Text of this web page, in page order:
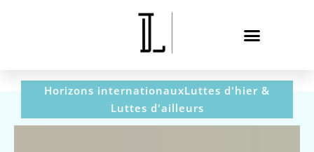
Horizons internationauxLuttes d'hier &
Luttes d'ailleurs